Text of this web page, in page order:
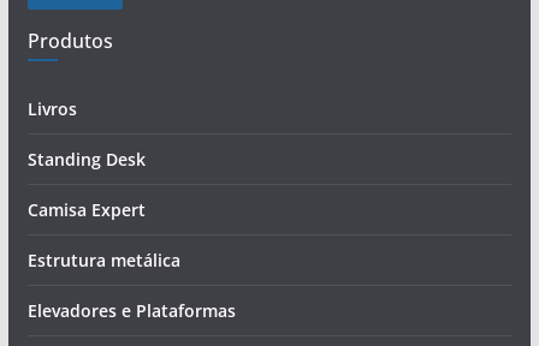
e
ç
d
e
a
l
Produtos
Livros
Standing Desk
Camisa Expert
Estrutura metálica
Elevadores e Plataformas